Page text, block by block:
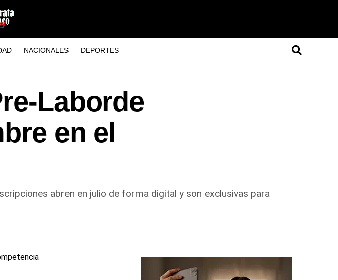
NACIONALES DEPORTES
Laborde
en el
abren en julio de forma digital y son exclusivas para